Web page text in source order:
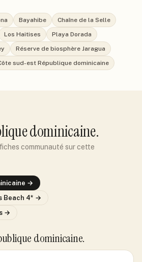
Bayahibe
Chaîne de la Selle
Los Haitises
Playa Dorada
Réserve de biosphère Jaragua
sud-est République dominicaine
dominicaine.
communauté sur cette
→
Beach 4* →
→
dominicaine.